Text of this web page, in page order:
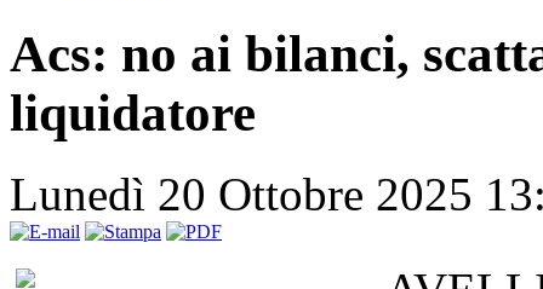
Acs: no ai bilanci,
liquidatore
Lunedì 20 Ottobre 2025